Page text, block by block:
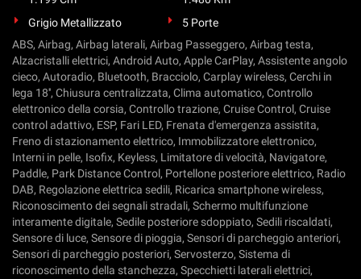
Grigio Metallizzato
5 Porte
ABS, Airbag, Airbag laterali, Airbag Passeggero, Airbag testa,
Alzacristalli elettrici, Android Auto, Apple CarPlay, Assistente angolo
cieco, Autoradio, Bluetooth, Bracciolo, Carplay wireless, Cerchi in
lega 18'', Chiusura centralizzata, Clima automatico, Controllo
elettronico della corsia, Controllo trazione, Cruise Control, Cruise
control adattivo, ESP, Fari LED, Frenata d'emergenza assistita,
Freno di stazionamento elettrico, Immobilizzatore elettronico,
Interni in pelle, Isofix, Keyless, Limitatore di velocità, Navigatore,
Paddle, Park Distance Control, Portellone posteriore elettrico, Radio
DAB, Regolazione elettrica sedili, Ricarica smartphone wireless,
Riconoscimento dei segnali stradali, Schermo multifunzione
interamente digitale, Sedile posteriore sdoppiato, Sedili riscaldati,
Sensore di luce, Sensore di pioggia, Sensori di parcheggio anteriori,
Sensori di parcheggio posteriori, Servosterzo, Sistema di
riconoscimento della stanchezza, Specchietti laterali elettrici,
scelte
in
qualsiasi
momento.
Cookie necessari
Cookie delle preferenze
Cookie per il miglioramento dell'esperienza utente